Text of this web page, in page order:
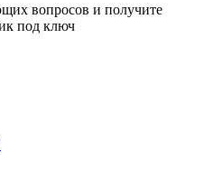
вопросов и получите
под ключ